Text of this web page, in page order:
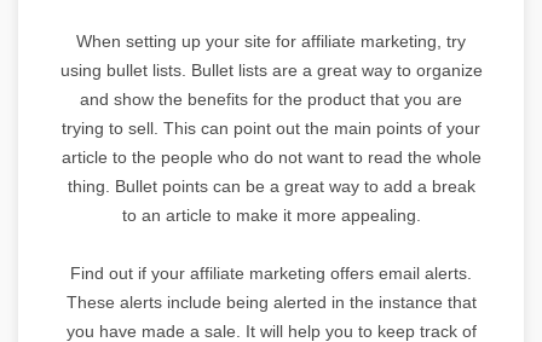
When setting up your site for affiliate marketing, try
using bullet lists. Bullet lists are a great way to organize
and show the benefits for the product that you are
trying to sell. This can point out the main points of your
article to the people who do not want to read the whole
thing. Bullet points can be a great way to add a break
to an article to make it more appealing.
Find out if your affiliate marketing offers email alerts.
These alerts include being alerted in the instance that
you have made a sale. It will help you to keep track of